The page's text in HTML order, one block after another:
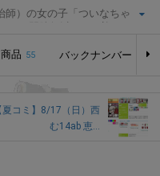
師）の女の子「ついなちゃ
ークコーナーや追加音源、
公認萌えキャラクターです。
商品 55 バックナンバー
夏コミ】8/17（日）西
む14ab 恵...